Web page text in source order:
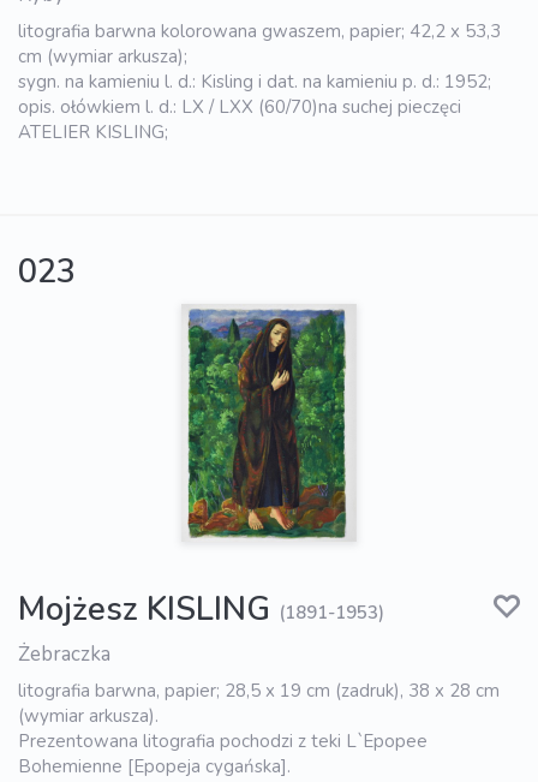
litografia barwna kolorowana gwaszem, papier; 42,2 x 53,3
cm (wymiar arkusza);
sygn. na kamieniu l. d.: Kisling i dat. na kamieniu p. d.: 1952;
opis. ołówkiem l. d.: LX / LXX (60/70)na suchej pieczęci
ATELIER KISLING;
023
Mojżesz KISLING (1891-1953)
Żebraczka
litografia barwna, papier; 28,5 x 19 cm (zadruk), 38 x 28 cm
(wymiar arkusza).
Prezentowana litografia pochodzi z teki L`Epopee
Bohemienne [Epopeja cygańska].